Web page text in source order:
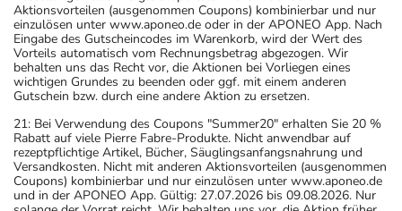
Aktionsvorteilen (ausgenommen Coupons) kombinierbar und nur
einzulösen unter www.aponeo.de oder in der APONEO App. Nach
Eingabe des Gutscheincodes im Warenkorb, wird der Wert des
Vorteils automatisch vom Rechnungsbetrag abgezogen. Wir
behalten uns das Recht vor, die Aktionen bei Vorliegen eines
wichtigen Grundes zu beenden oder ggf. mit einem anderen
Gutschein bzw. durch eine andere Aktion zu ersetzen.
21: Bei Verwendung des Coupons "Summer20" erhalten Sie 20 %
Rabatt auf viele Pierre Fabre-Produkte. Nicht anwendbar auf
rezeptpflichtige Artikel, Bücher, Säuglingsanfangsnahrung und
Versandkosten. Nicht mit anderen Aktionsvorteilen (ausgenommen
Coupons) kombinierbar und nur einzulösen unter www.aponeo.de
und in der APONEO App. Gültig: 27.07.2026 bis 09.08.2026. Nur